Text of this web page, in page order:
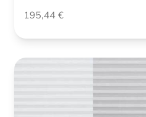
195,44 €